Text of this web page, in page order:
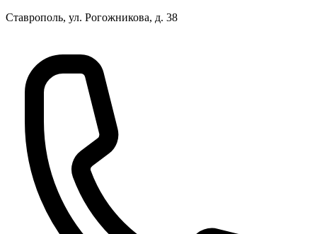
Ставрополь, ул. Рогожникова, д. 38